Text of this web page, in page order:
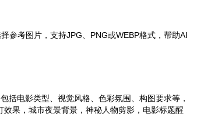
参考图片，支持JPG、PNG或WEBP格式，帮助AI
括电影类型、视觉风格、色彩氛围、构图要求等，
果，城市夜景背景，神秘人物剪影，电影标题醒